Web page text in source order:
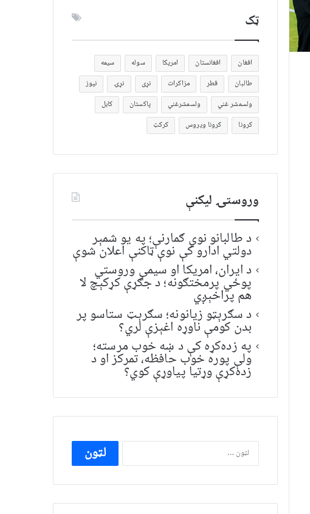
ټک
افغان افغانستان امریکا سوله
سیمه
طالبان
قطر مزاکرات نړی نړۍ
نیوز
ولسمشر غني
ولسمشرغني پاکستان
کابل
کرونا
کرونا ویروس کرکټ
وروستۍ ليکنې
د طالبانو نوي ګمارنې؛ په یو شمېر
دولتي ادارو کې نوې ټاکنې اعلان شوې
د ایران، امریکا او سیمې وروستي
پوځي پرمختګونه؛ د جګړې کړکېچ لا
هم پراخېږي
د سګرېټو زیانونه؛ سګرېټ ستاسو پر
بدن کومې ناوړه اغېزې لري؟
په زده‌کړه کې د ښه خوب مرسته؛
ولې پوره خوب حافظه، تمرکز او د
زده‌کړې وړتیا پیاوړې کوي؟
ددی
لپاره
لټون: